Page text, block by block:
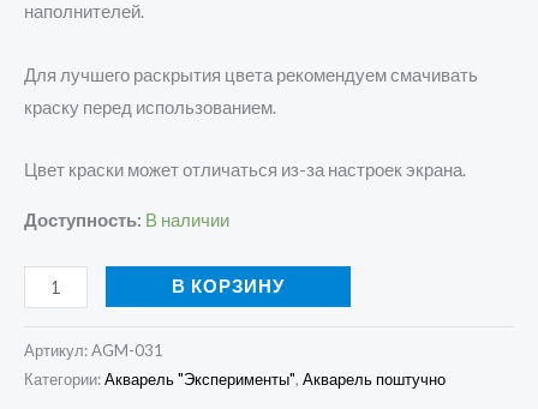
наполнителей.
Для лучшего раскрытия цвета рекомендуем смачивать
краску перед использованием.
Цвет краски может отличаться из-за настроек экрана.
Доступность: В наличии
В КОРЗИНУ
Артикул:AGM-031
Категории:Акварель "Эксперименты", Акварель поштучно